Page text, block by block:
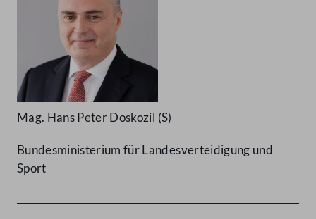
Mag. Hans Peter Doskozil (S)
Bundesministerium für Landesverteidigung und
Sport